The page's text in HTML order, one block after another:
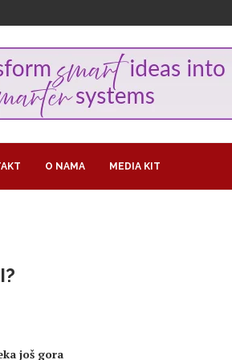
O NAMA MEDIA KIT
još gora